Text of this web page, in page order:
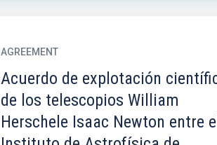
AGREEMENT
Acuerdo de explotación
de los telescopios William
Herschele Isaac Newton entre el